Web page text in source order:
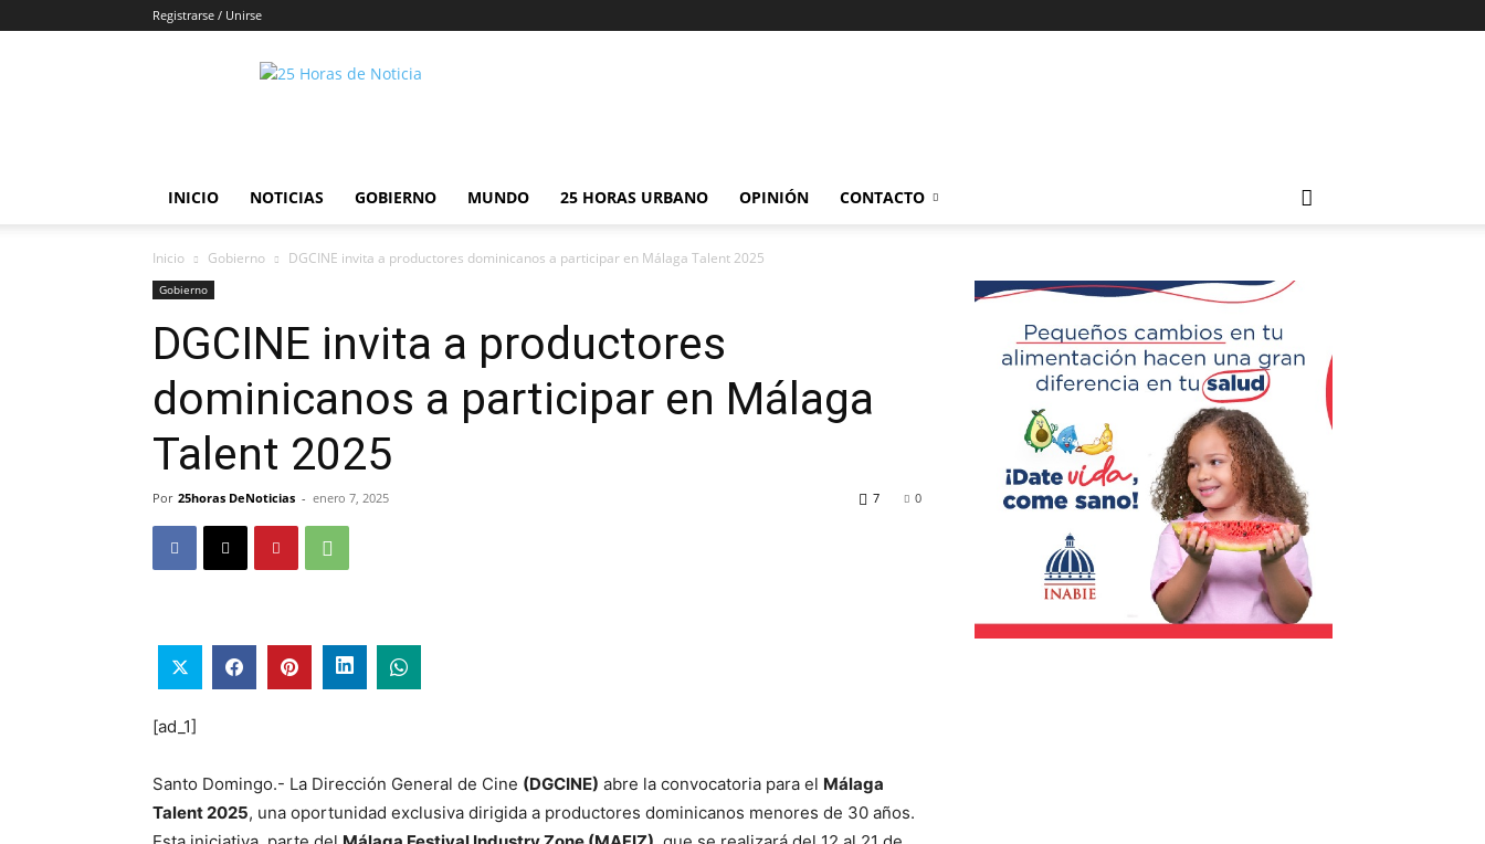
Registrarse / Unirse
25horasdenoticias
INICIO NOTICIAS GOBIERNO MUNDO 25 HORAS URBANO OPINIÓN CONTACTO
Inicio Gobierno DGCINE invita a productores dominicanos a participar en Málaga Talent 2025
Gobierno
DGCINE invita a productores
dominicanos a participar en Málaga
Talent 2025
Por 25horas DeNoticias - enero 7, 2025 0
7
[ad_1]
Santo Domingo.- La Dirección General de Cine (DGCINE) abre la convocatoria para el Málaga
Talent 2025, una oportunidad exclusiva dirigida a productores dominicanos menores de 30 años.